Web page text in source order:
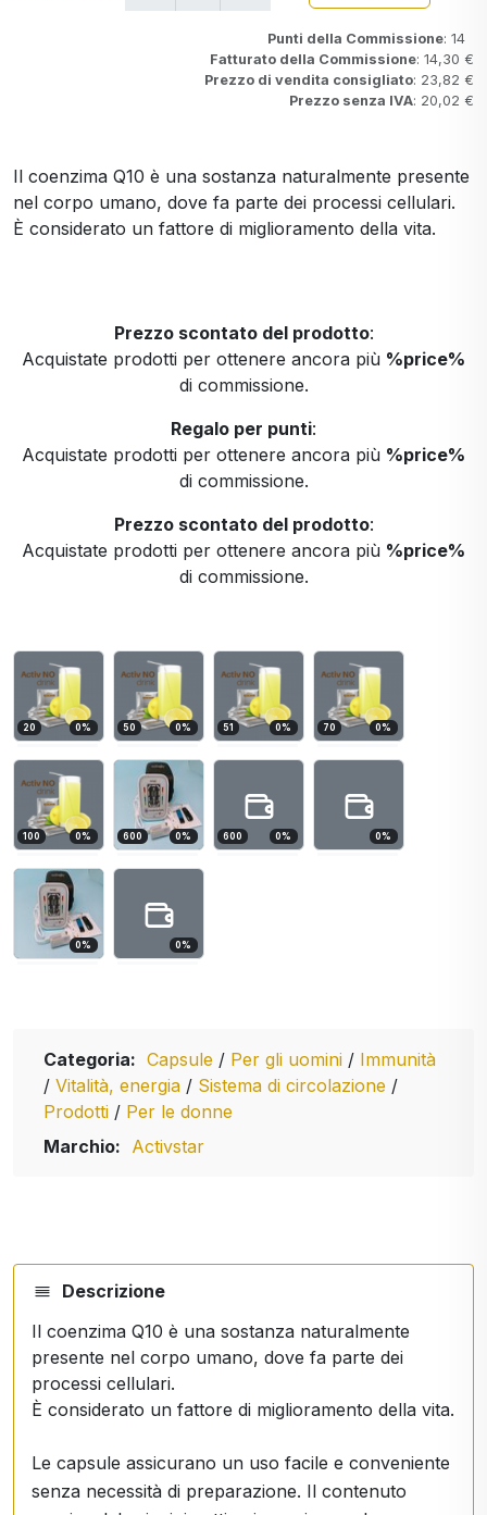
Punti della Commissione: 14
Fatturato della Commissione: 14,30 €
Prezzo di vendita consigliato: 23,82 €
Prezzo senza IVA: 20,02 €
Il coenzima Q10 è una sostanza naturalmente presente
nel corpo umano, dove fa parte dei processi cellulari.
È considerato un fattore di miglioramento della vita.
Prezzo scontato del prodotto:
Acquistate prodotti per ottenere ancora più %price%
di commissione.
Regalo per punti:
Acquistate prodotti per ottenere ancora più %price%
di commissione.
Prezzo scontato del prodotto:
Acquistate prodotti per ottenere ancora più %price%
di commissione.
20 0% 50 0% 51 0% 70 0%
100 0% 600 0% 600 0% 0%
0% 0%
Categoria: Capsule / Per gli uomini / Immunità
/ Vitalità, energia / Sistema di circolazione /
Prodotti / Per le donne
Marchio: Activstar
Descrizione
Il coenzima Q10 è una sostanza naturalmente
presente nel corpo umano, dove fa parte dei
processi cellulari.
È considerato un fattore di miglioramento della vita.
Le capsule assicurano un uso facile e conveniente
senza necessità di preparazione. Il contenuto